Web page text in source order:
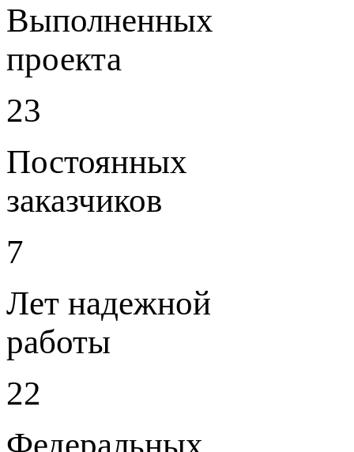
Выполненных
проекта
23
Постоянных
заказчиков
7
Лет надежной
работы
22
Федеральных